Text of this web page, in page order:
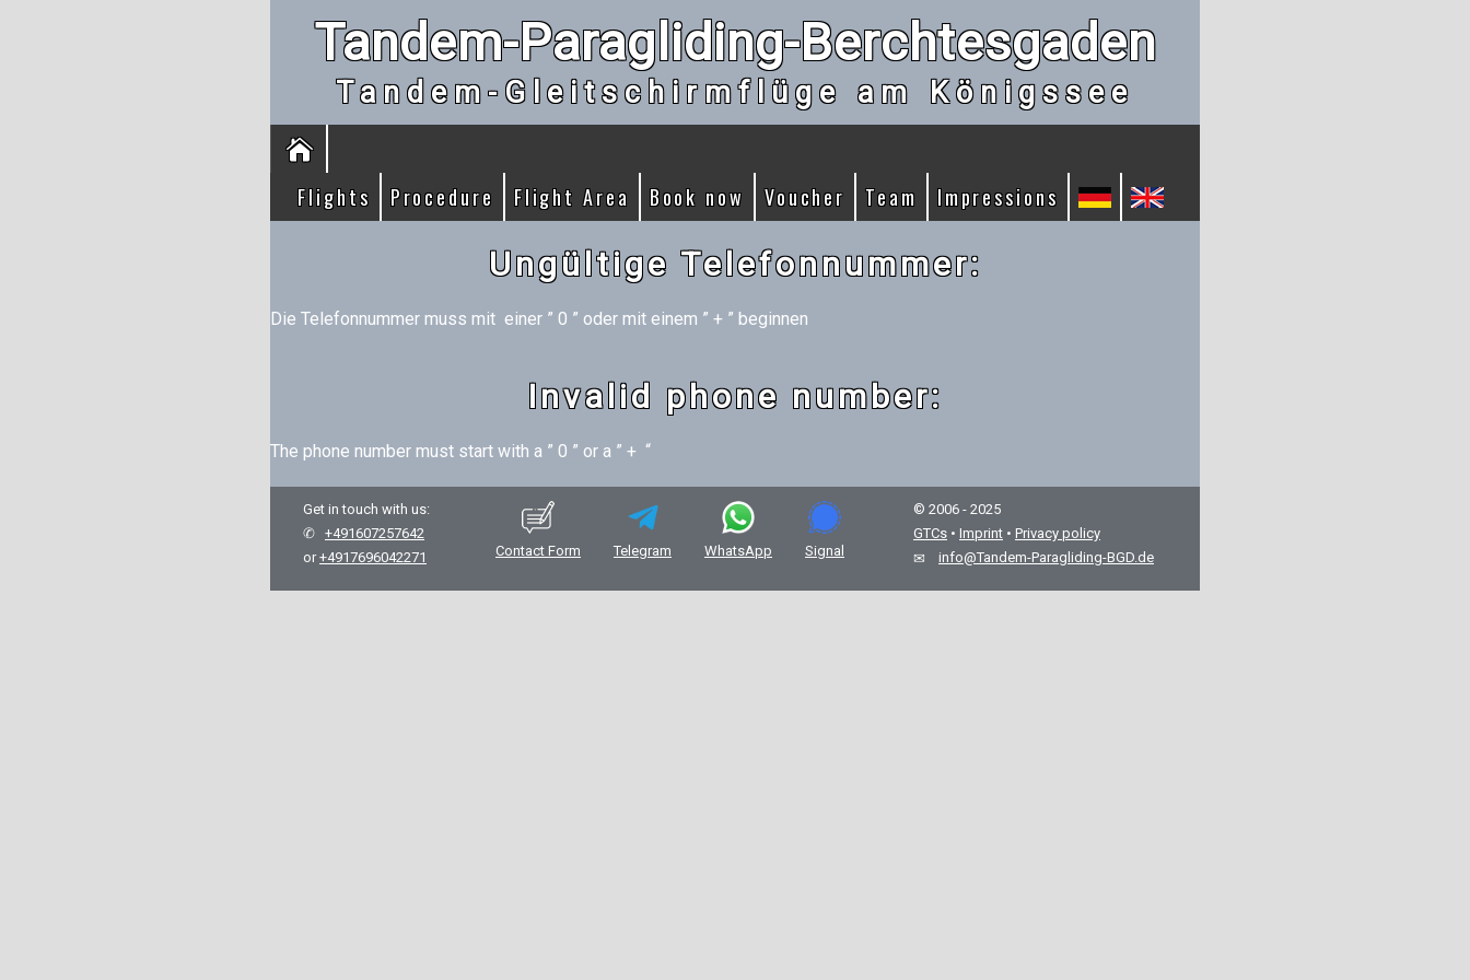
Tandem-Paragliding-Berchtesgaden
Tandem-Gleitschirmflüge am Königssee
Flights Procedure Flight Area Book now Voucher Team Impressions
Ungültige Telefonnummer:
Die Telefonnummer muss mit einer ” 0 ” oder mit einem ” + ” beginnen
Invalid phone number:
The phone number must start with a ” 0 ” or a ” + “
Get in touch with us:
✆ +491607257642
or +4917696042271 Contact Form Telegram WhatsApp Signal
© 2006 - 2025
GTCs • Imprint • Privacy policy
✉
info@Tandem-Paragliding-BGD.de